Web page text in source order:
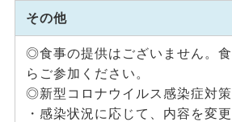
その他
◎食事の提供はございません。
らご参加ください。
◎新型コロナウイルス感染症対
・感染状況に応じて、内容を変